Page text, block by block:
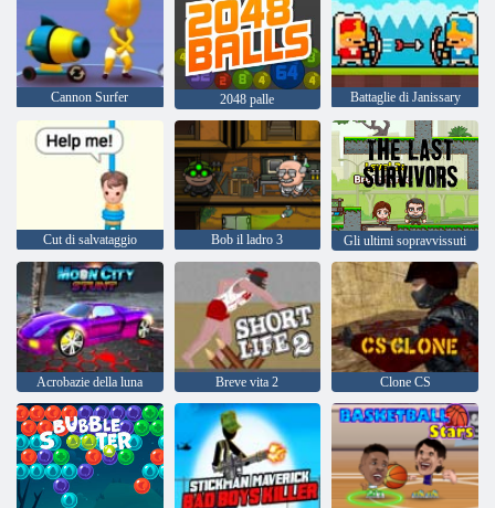
Cannon Surfer 2048 palle Battaglie di Janissary
Cut di salvataggio Bob il ladro 3 Gli ultimi sopravvissuti
Acrobazie della luna Breve vita 2 Clone CS